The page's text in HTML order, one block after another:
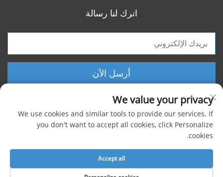
اترك لنا رسالة
أرسل الآن
We value your privacy
We use cookies and similar tools to provide our services. If
you don't want to accept all cookies, click Personalize
cookies.
Accept all